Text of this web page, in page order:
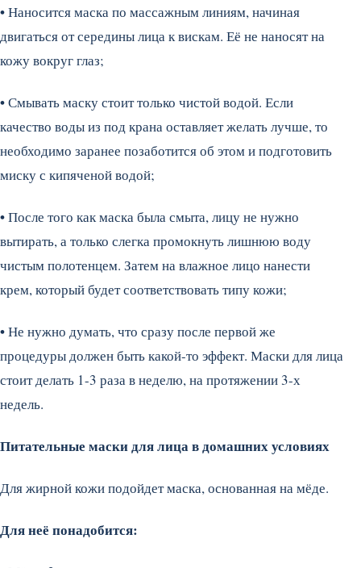
•Наносится маска по массажным линиям, начиная
двигаться от середины лица к вискам. Её не наносят на
кожу вокруг глаз;
•Смывать маску стоит только чистой водой. Если
качество воды из под крана оставляет желать лучше, то
необходимо заранее позаботится об этом и подготовить
миску с кипяченой водой;
•После того как маска была смыта, лицу не нужно
вытирать, а только слегка промокнуть лишнюю воду
чистым полотенцем. Затем на влажное лицо нанести
крем, который будет соответствовать типу кожи;
•Не нужно думать, что сразу после первой же
процедуры должен быть какой-то эффект. Маски для лица
стоит делать 1-3 раза в неделю, на протяжении 3-х
недель.
Питательные маски для лица в домашних условиях
Для жирной кожи подойдет маска, основанная на мёде.
Для неё понадобится: